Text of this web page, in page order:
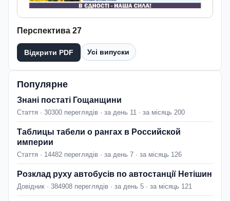
Перспектива 27
Відкрити PDF Усі випуски
Популярне
Знані постаті Гощанщини
Стаття · 30300 переглядів · за день 11 · за місяць 200
Таблицы табели о рангах в Российской
империи
Стаття · 14482 переглядів · за день 7 · за місяць 126
Розклад руху автобусів по автостанції Нетішин
Довідник · 384908 переглядів · за день 5 · за місяць 121